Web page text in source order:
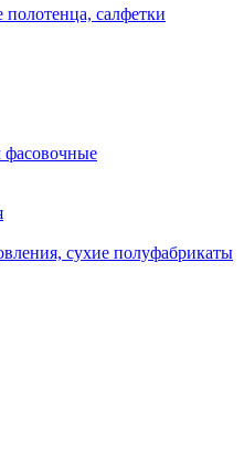
салфетки
фасовочные
сухие полуфабрикаты